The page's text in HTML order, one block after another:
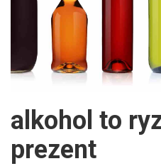
alkohol to
prezent